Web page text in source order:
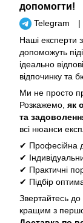
допомогти!
Telegram
Наші експерти
допоможуть
ідеально
відпочинку та
Ми не просто
Розкажемо, як
та
всі нюанси
✔ Професійна
✔
✔ Практичні
✔ Підбір
Звертайтесь
кращим з